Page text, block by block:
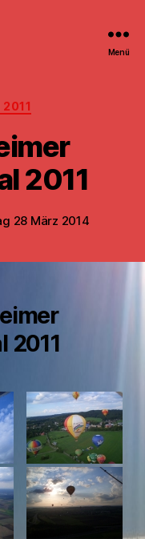
Menü
2011
2011
28 März 2014
2011